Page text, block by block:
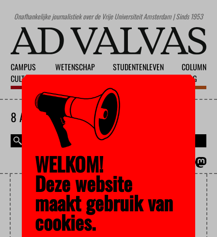
Onafhankelijke journalistiek over de Vrije Universiteit Amsterdam | Sinds 1953
CAMPUS
CULTUUR
WETENSCHAP
STUDENTENLEVEN
COLUMN
BLOG
8 AUGUSTUS 2026
WAPENS
WELKOM!
Deze website
maakt gebruik van
cookies.